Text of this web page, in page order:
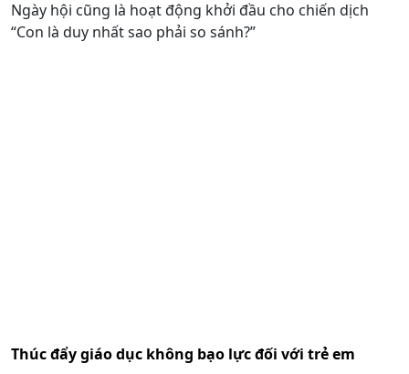
Ngày hội cũng là hoạt động khởi đầu cho chiến dịch
“Con là duy nhất sao phải so sánh?”
Thúc đẩy giáo dục không bạo lực đối với trẻ em